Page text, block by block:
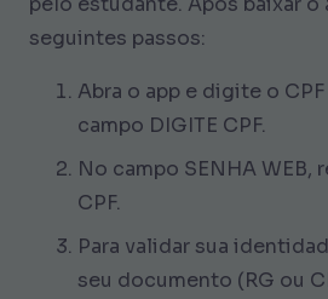
seguintes passos:
Abra o app e digite o
campo DIGITE CPF.
No campo SENHA WEB,
CPF.
Para validar sua
seu documento (RG ou